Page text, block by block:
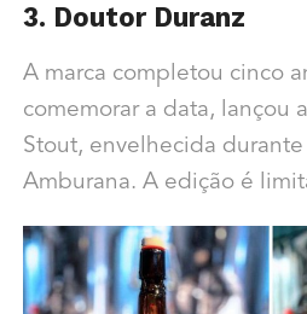
3. Doutor Duranz
A marca completou cinco
comemorar a data, lançou
Stout, envelhecida durante
Amburana. A edição é